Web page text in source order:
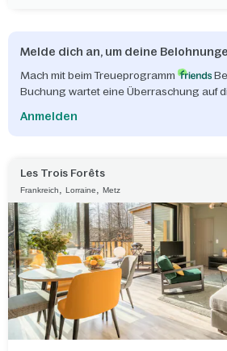
Melde dich an, um deine
Mach mit beim Treueprogramm
Buchung wartet eine Überraschung auf
Anmelden
Les Trois Forêts
Frankreich Lorraine Metz